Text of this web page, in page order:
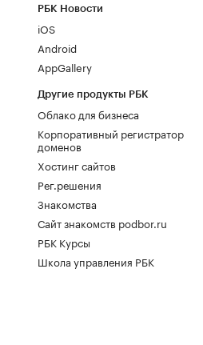
РБК Новости
iOS
Android
AppGallery
Другие продукты РБК
Облако для бизнеса
Корпоративный регистратор
доменов
Хостинг сайтов
Рег.решения
Знакомства
Сайт знакомств podbor.ru
РБК Курсы
Школа управления РБК